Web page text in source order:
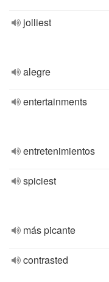
jolliest
alegre
entertainments
entretenimientos
spiciest
más picante
contrasted